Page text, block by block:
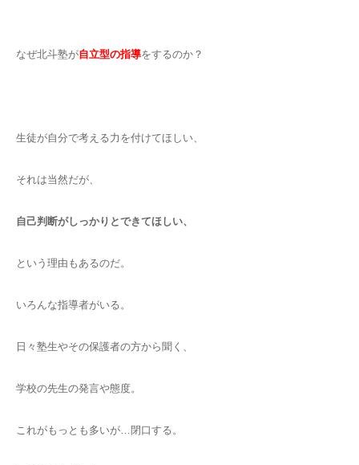
なぜ北斗塾が自立型の指導をするのか？
生徒が自分で考える力を付けてほしい、
それは当然だが、
自己判断がしっかりとできてほしい、
という理由もあるのだ。
いろんな指導者がいる。
日々塾生やその保護者の方から聞く、
学校の先生の発言や態度。
これがもっとも多いが…閉口する。